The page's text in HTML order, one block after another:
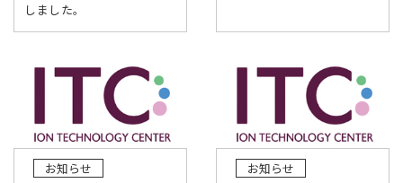
しました。
お知らせ お知らせ